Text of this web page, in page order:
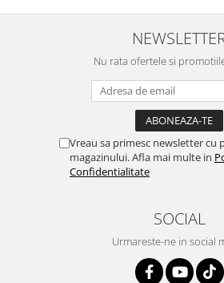
Nu rata ofertele si
Vreau sa primesc newsletter cu
magazinului. Afla mai multe in
Confidentialitate
SOCIAL
Urmareste-ne in social